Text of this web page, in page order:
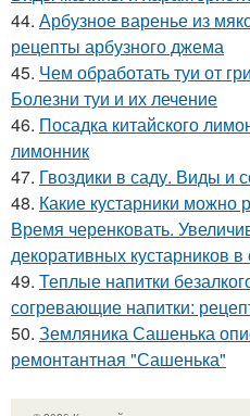
44. Арбузное варенье из
рецепты арбузного джема
45. Чем обработать туи от
Болезни туи и их лечение
46. Посадка китайского
лимонник
47. Гвоздики в саду. Виды и
48. Какие кустарники можно
Время черенковать.
декоративных кустарников в
49. Теплые напитки
согревающие напитки:
50. Земляника Сашенька
ремонтантная "Сашенька"